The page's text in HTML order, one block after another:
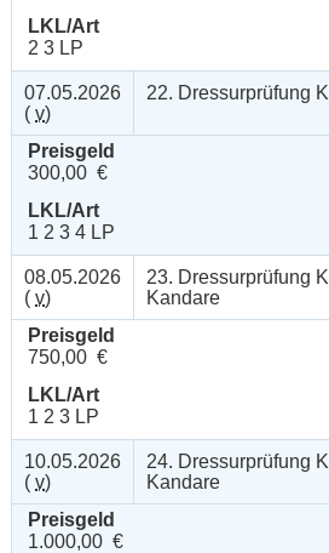
LKL/Art
2 3 LP
07.05.2026
( v)
22. Dressurprüfung
Preisgeld
300,00 €
LKL/Art
1 2 3 4 LP
08.05.2026
( v)
23. Dressurprüfung
Kandare
Preisgeld
750,00 €
LKL/Art
1 2 3 LP
10.05.2026
( v)
24. Dressurprüfung
Kandare
Preisgeld
1.000,00 €